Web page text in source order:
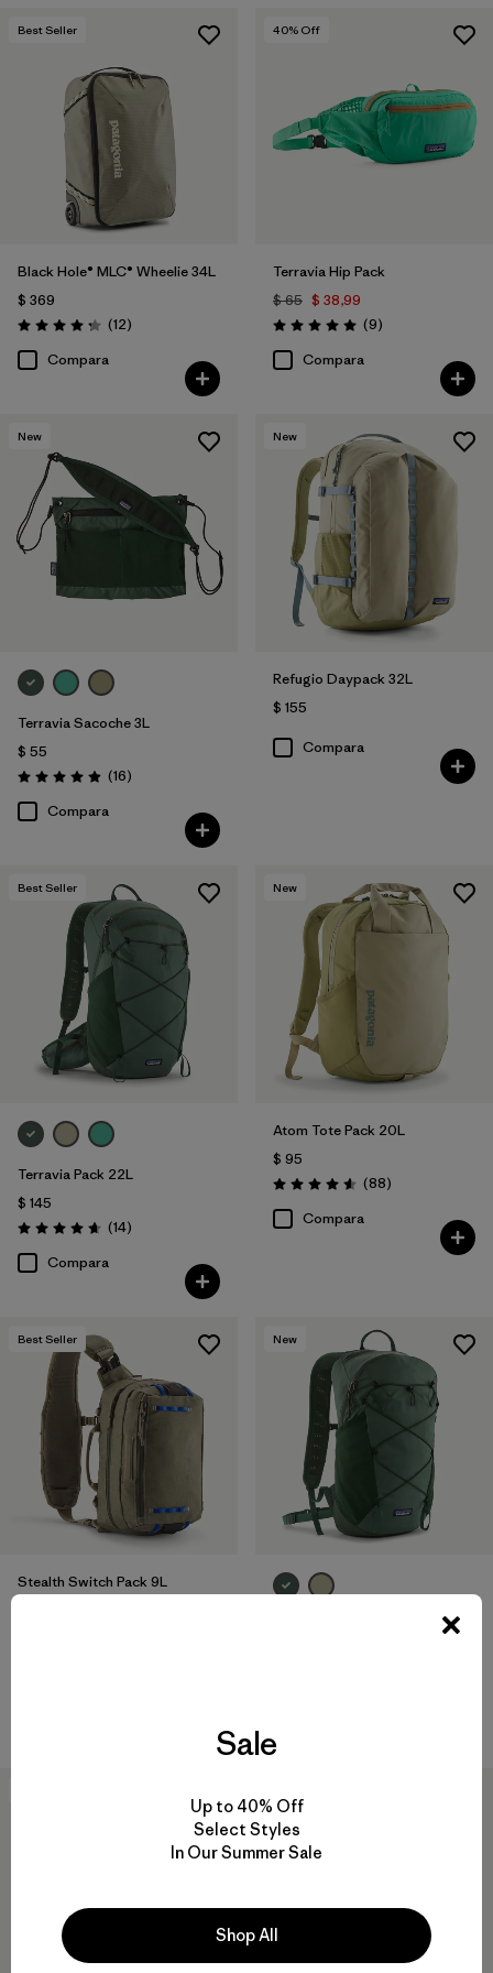
Best Seller
Black Hole® MLC® Wheelie 34L
$ 369
Valoración: 4.3 / 5
(12Comentarios
)
Compara
40% Off
Terravia Hip Pack
$ 65 $ 38,99
Valoración: 5.0 / 5
(9Comentarios
)
Compara
New
Terravia Sacoche 3L
$ 55
Valoración: 4.9 / 5
(16Comentarios
)
Compara
New
Refugio Daypack 32L
$ 155
Compara
Best Seller
Terravia Pack 22L
$ 145
Valoración: 4.6 / 5
(14Comentarios
)
Compara
New
Atom Tote Pack 20L
$ 95
Valoración: 4.6 / 5
(88Comentarios
)
Compara
Best Seller
Stealth Switch Pack 9L
New
Sale
Up to 40% Off
Select Styles
In Our Summer Sale
Shop All